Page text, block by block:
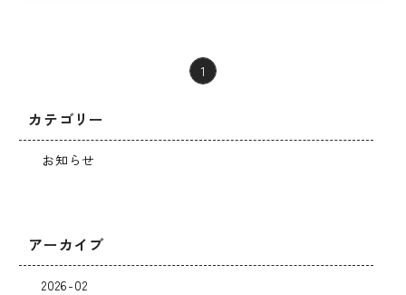
カテゴリー
お知らせ
アーカイブ
2026-02
1